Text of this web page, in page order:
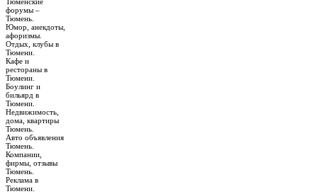
форумы –
Тюмень.
Юмор, анекдоты,
афоризмы.
Отдых, клубы в
Тюмени.
Кафе и
рестораны в
Тюмени.
Боулинг и
бильярд в
Тюмени.
Недвижимость,
дома, квартиры
Тюмень.
Авто объявления
Тюмень.
Компании,
фирмы, отзывы
Тюмень.
Реклама в
Тюмени.